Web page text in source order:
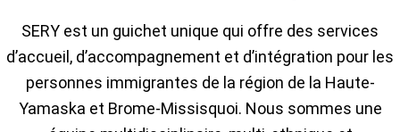
SERY est un guichet unique qui offre des services
d’accueil, d’accompagnement et d’intégration pour les
personnes immigrantes de la région de la Haute-
Yamaska et Brome-Missisquoi. Nous sommes une